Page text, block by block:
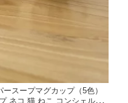
スープマグカップ（5色）
ネコ 猫 ねこ コンシェルジ